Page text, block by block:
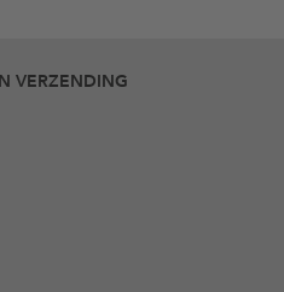
VERZENDING